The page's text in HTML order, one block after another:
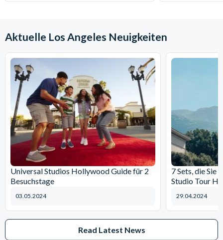
Aktuelle Los Angeles Neuigkeiten
Universal Studios Hollywood Guide für 2
Besuchstage
03.05.2024
7 Sets, die Sie
Studio Tour
29.04.2024
Read Latest News